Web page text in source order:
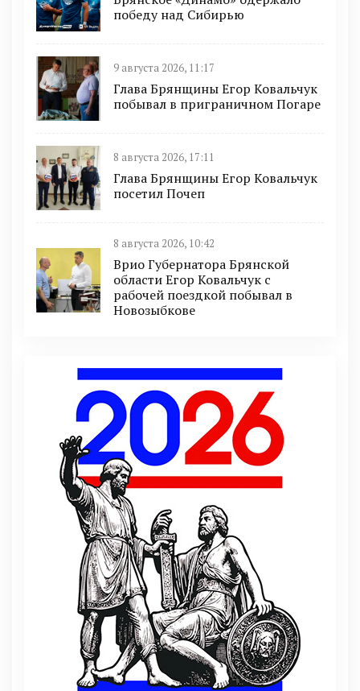
победу над Сибирью
9 августа 2026, 11:17
Глава Брянщины Егор Ковальчук
побывал в приграничном Погаре
8 августа 2026, 17:11
Глава Брянщины Егор Ковальчук
посетил Почеп
8 августа 2026, 10:42
Врио Губернатора Брянской
области Егор Ковальчук с
рабочей поездкой побывал в
Новозыбкове